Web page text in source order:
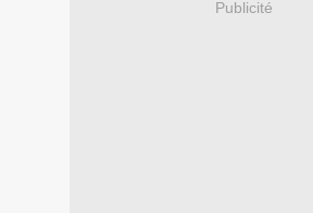
Publicité